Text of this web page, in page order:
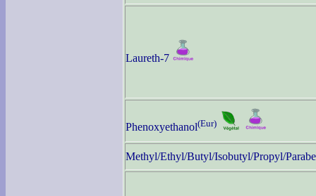
Laureth-7
Phenoxyethanol(Eur)
Methyl/Ethyl/Butyl/Isobutyl/Propyl/